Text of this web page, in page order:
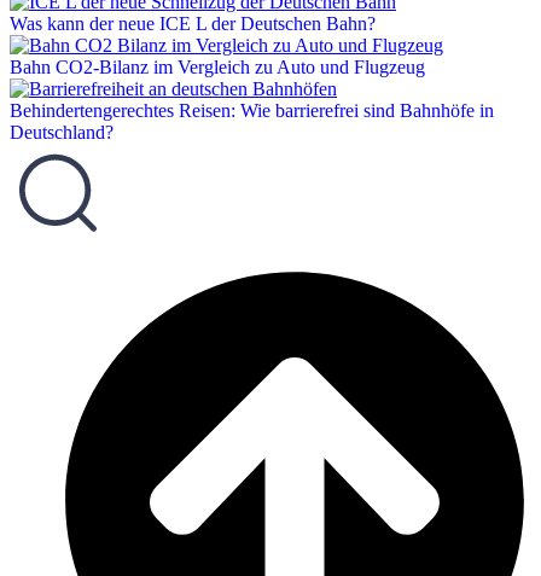
Was kann der neue ICE L der Deutschen Bahn?
Bahn CO2-Bilanz im Vergleich zu Auto und Flugzeug
Behindertengerechtes Reisen: Wie barrierefrei sind Bahnhöfe in
Deutschland?